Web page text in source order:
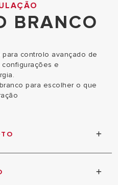
BRANCO
controlo avançado de
e
para escolher o que
de aquecimento,